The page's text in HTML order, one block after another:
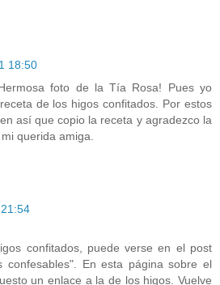
18:50
foto de la Tía Rosa! Pues yo
de los higos confitados. Por estos
así que copio la receta y agradezco la
querida amiga.
confitados, puede verse en el post
confesables". En esta página sobre el
un enlace a la de los higos. Vuelve